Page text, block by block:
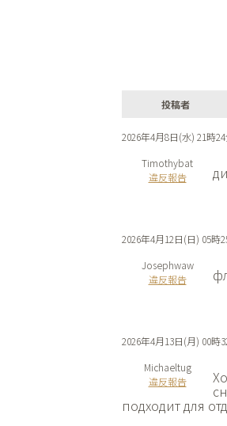
投稿者
2026年4月8日(水) 21時
Timothybat
違反報告
2026年4月12日(日) 05時
Josephwaw
違反報告
2026年4月13日(月) 00時
Michaeltug
違反報告
подходит для